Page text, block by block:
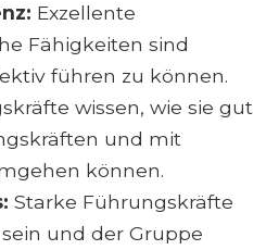
Exzellente
Fähigkeiten sind
führen zu können.
wissen, wie sie gut
und mit
können.
Starke Führungskräfte
und der Gruppe